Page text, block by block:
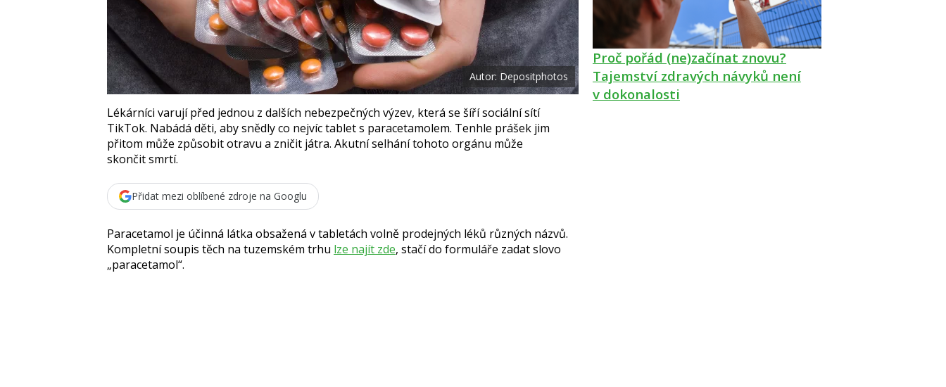
u
Autor: Depositphotos
Lékárníci varují před jednou z dalších nebezpečných výzev, která se šíří sociální sítí
TikTok. Nabádá děti, aby snědly co nejvíc tablet s paracetamolem. Tenhle prášek jim
přitom může způsobit otravu a zničit játra. Akutní selhání tohoto orgánu může
skončit smrtí.
Přidat mezi oblíbené zdroje na Googlu
Paracetamol je účinná látka obsažená v tabletách volně prodejných léků různých názvů.
Kompletní soupis těch na tuzemském trhu lze najít zde, stačí do formuláře zadat slovo
paracetamol .
Proč pořád (ne)začínat znovu?
Tajemství zdravých návyků není
v dokonalosti